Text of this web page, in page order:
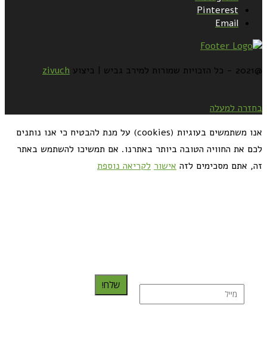
Pinterest
Email
@2021 - כל הזכויות שמורות למירב גביש | ביצוע zivuch
בחזרה למעלה
אנו משתמשים בעוגיות (cookies) על מנת להבטיח כי אנו נותנים
לכם את החוויה הטובה ביותר באתרנו. אם תמשיכו להשתמש באתר
זה, אתם מסכימים לזה אישור לקריאה נוספת
שלח!